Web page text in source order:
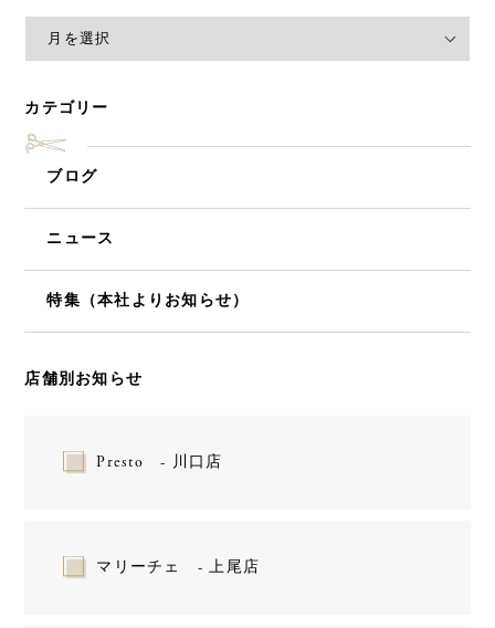
カテゴリー
ブログ
ニュース
特集（本社よりお知らせ）
店舗別お知らせ
Presto - 川口店
マリーチェ - 上尾店